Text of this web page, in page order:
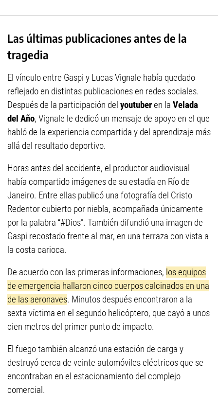
Las últimas publicaciones antes de la
tragedia
El vínculo entre Gaspi y Lucas Vignale había quedado
reflejado en distintas publicaciones en redes sociales.
Después de la participación del youtuberen la Velada
del Año, Vignale le dedicó un mensaje de apoyo en el que
habló de la experiencia compartida y del aprendizaje más
allá del resultado deportivo.
Horas antes del accidente, el productor audiovisual
había compartido imágenes de su estadía en Río de
Janeiro. Entre ellas publicó una fotografía del Cristo
Redentor cubierto por niebla, acompañada únicamente
por la palabra “#Dios”. También difundió una imagen de
Gaspi recostado frente al mar, en una terraza con vista a
la costa carioca.
De acuerdo con las primeras informaciones, los equipos
de emergencia hallaron cinco cuerpos calcinados en una
de las aeronaves. Minutos después encontraron a la
sexta víctima en el segundo helicóptero, que cayó a unos
cien metros del primer punto de impacto.
El fuego también alcanzó una estación de carga y
destruyó cerca de veinte automóviles eléctricos que se
encontraban en el estacionamiento del complejo
comercial.